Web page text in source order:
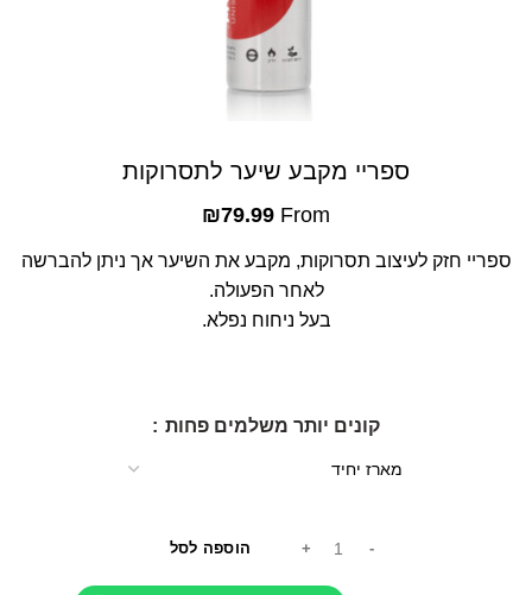
ספריי מקבע שיער לתסרוקות
From
₪79.99
ספריי חזק לעיצוב תסרוקות, מקבע את השיער אך ניתן להברשה
לאחר הפעולה.
בעל ניחוח נפלא.
קונים יותר משלמים פחות
הוספה לסל